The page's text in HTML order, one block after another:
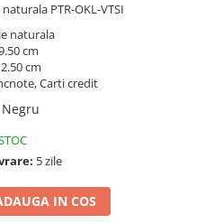
PTR-OKL-VTSI
naturala
cm
cm
Carti credit
Negru
5 zile
IN COS